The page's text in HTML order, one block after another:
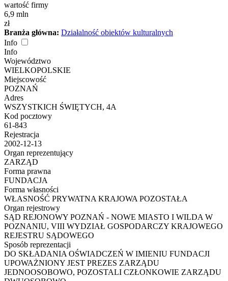
wartość firmy
6,9 mln
zł
Branża główna: Działalność obiektów kulturalnych
Info
Info
Województwo
WIELKOPOLSKIE
Miejscowość
POZNAŃ
Adres
WSZYSTKICH ŚWIĘTYCH, 4A
Kod pocztowy
61-843
Rejestracja
2002-12-13
Organ reprezentujący
ZARZĄD
Forma prawna
FUNDACJA
Forma własności
WŁASNOŚĆ PRYWATNA KRAJOWA POZOSTAŁA
Organ rejestrowy
SĄD REJONOWY POZNAŃ - NOWE MIASTO I WILDA W
POZNANIU, VIII WYDZIAŁ GOSPODARCZY KRAJOWEGO
REJESTRU SĄDOWEGO
Sposób reprezentacji
DO SKŁADANIA OŚWIADCZEŃ W IMIENIU FUNDACJI
UPOWAŻNIONY JEST PREZES ZARZĄDU
JEDNOOSOBOWO, POZOSTALI CZŁONKOWIE ZARZĄDU